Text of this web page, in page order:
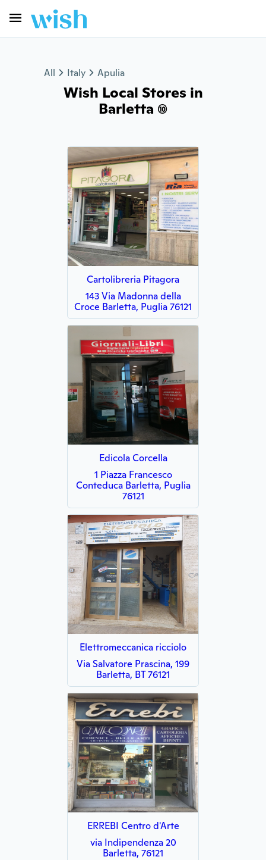
All Italy Apulia
Wish Local Stores in
Barletta (10)
Cartolibreria Pitagora
143 Via Madonna della
Croce Barletta, Puglia 76121
Edicola Corcella
1 Piazza Francesco
Conteduca Barletta, Puglia
76121
Elettromeccanica ricciolo
Via Salvatore Prascina, 199
Barletta, BT 76121
ERREBI Centro d'Arte
via Indipendenza 20
Barletta, 76121